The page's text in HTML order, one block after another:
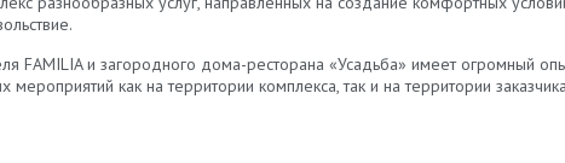
FAMILIA и загородного дома-ресторана «Усадьба» имеет огромный
мероприятий как на территории комплекса, так и на территории